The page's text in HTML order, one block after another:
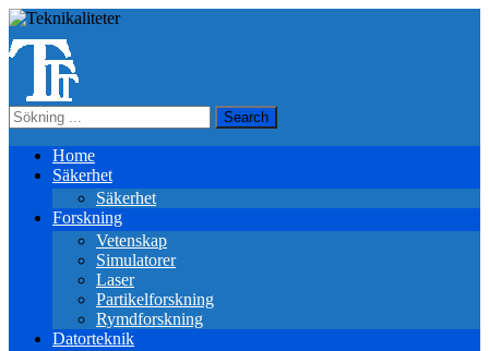
Home
Säkerhet
Säkerhet
Forskning
Vetenskap
Simulatorer
Laser
Partikelforskning
Rymdforskning
Datorteknik